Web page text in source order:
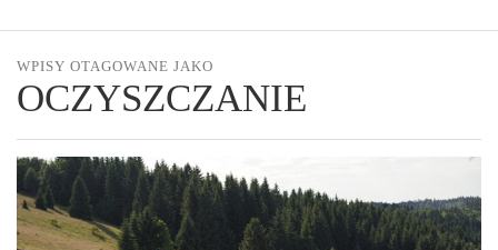
WPISY OTAGOWANE JAKO
OCZYSZCZANIE